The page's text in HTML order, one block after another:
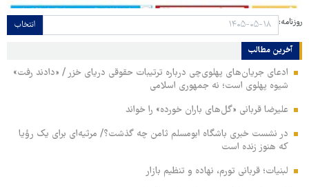
روزنامه: انتخاب
آخرین مطالب
ادعای جریان‌های پهلوی‌چی درباره ترتیبات حقوقی دریای خزر / «دادند رفت»
شیوه پهلوی است؛ نه جمهوری اسلامی
علیرضا قربانی «گل‌های باران خورده» را خواند
در نشست خبری باشگاه ابومسلم ثامن چه گذشت؟/ مرثیه‌ای برای یک رؤیا
که هنوز زنده است
لبنیات؛ قربانی تورم، نهاده و تنظیم بازار